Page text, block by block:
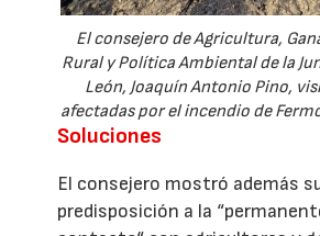
El consejero de Agricultura,
Rural y Política Ambiental de la
León, Joaquín Antonio Pino,
afectadas por el incendio de
Soluciones
El consejero mostró además
predisposición a la